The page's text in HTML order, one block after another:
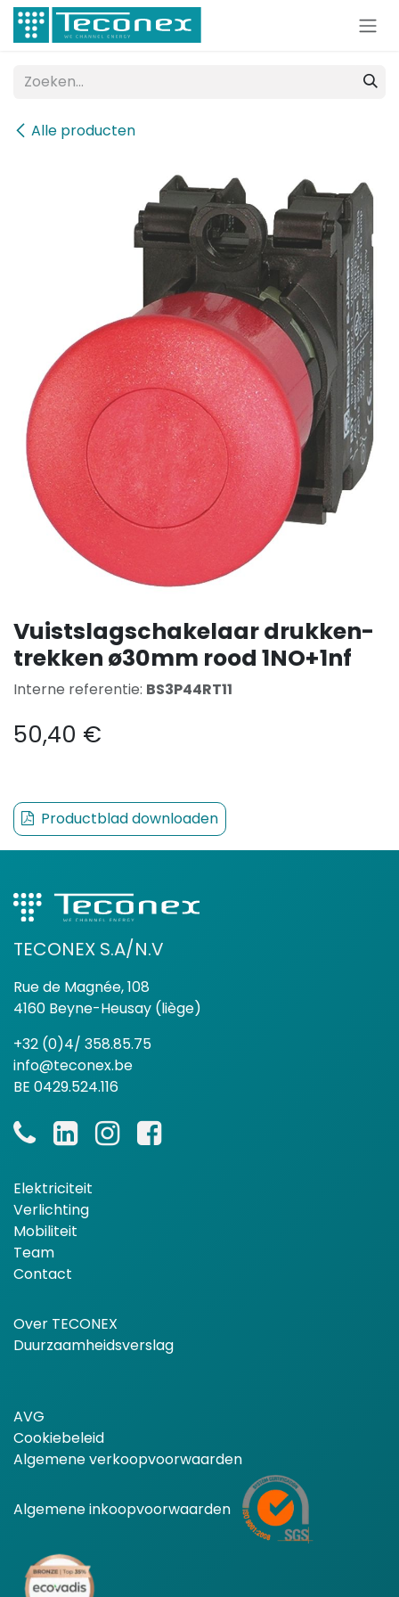
Overslaan naar inhoud
Alle producten
Vuistslagschakelaar drukken-
trekken ø30mm rood 1NO+1nf
Interne referentie: BS3P44RT11
50,40 €
Productblad downloaden
TECONEX S.A/N.V
Rue de Magnée, 108
4160 Beyne-Heusay (liège)
+32 (0)4/ 358.85.75
info@teconex.be
BE 0429.524.116
Elektriciteit
Verlichting
Mobiliteit
Team
Contact
Over TECONEX
Duurzaamheidsverslag
AVG
Cookiebeleid
Algemene verkoopvoorwaarden
Algemene inkoopvoorwaarden